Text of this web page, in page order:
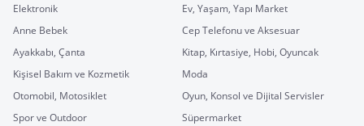
Elektronik
Ev, Yaşam, Yapı Market
Anne Bebek
Cep Telefonu ve Aksesuar
Ayakkabı, Çanta
Kitap, Kırtasiye, Hobi, Oyuncak
Kişisel Bakım ve Kozmetik
Moda
Otomobil, Motosiklet
Oyun, Konsol ve Dijital Servisler
Spor ve Outdoor
Süpermarket